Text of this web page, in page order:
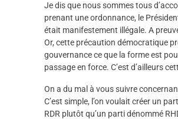
Je dis que nous sommes tous
prenant une ordonnance, le
était manifestement illégale. A
Or, cette précaution démocratique
gouvernance ce que la forme est
passage en force. C’est d’ailleurs
On a du mal à vous suivre
C’est simple, l’on voulait créer un
RDR plutôt qu’un parti dénommé